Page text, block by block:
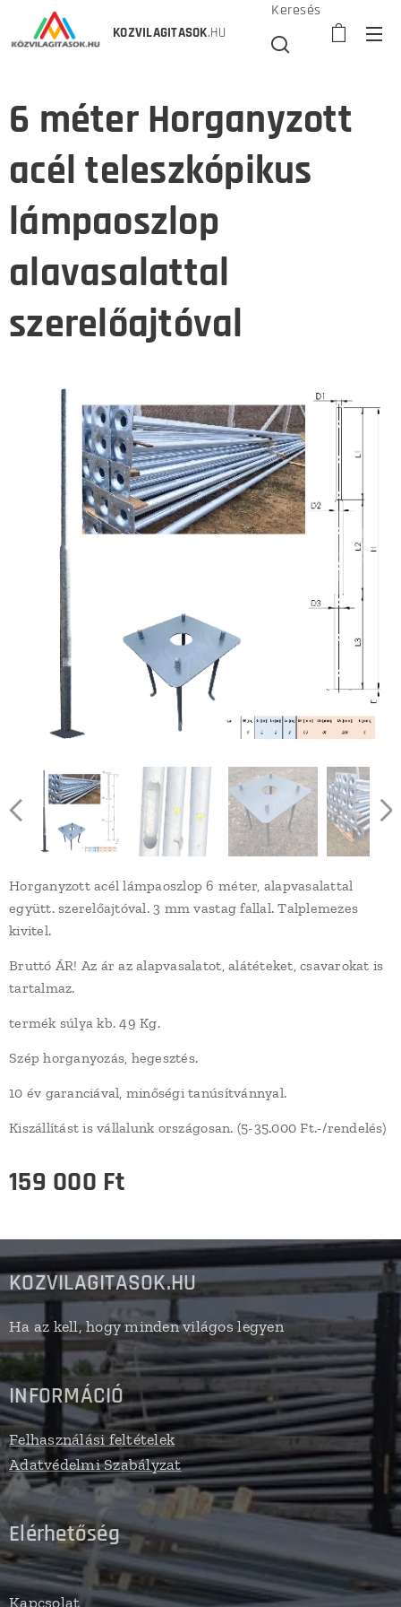
KOZVILAGITASOK.HU
Keresés
6 méter Horganyzott
acél teleszkópikus
lámpaoszlop
alavasalattal
szerelőajtóval
Horganyzott acél lámpaoszlop 6 méter, alapvasalattal
együtt. szerelőajtóval. 3 mm vastag fallal. Talplemezes
kivitel.
Bruttó ÁR! Az ár az alapvasalatot, alátéteket, csavarokat is
tartalmaz.
termék súlya kb. 49 Kg.
Szép horganyozás, hegesztés.
10 év garanciával, minőségi tanúsítvánnyal.
Kiszállítást is vállalunk országosan. (5-35.000 Ft.-/rendelés)
159 000 Ft
KOZVILAGITASOK.HU
Ha az kell, hogy minden világos legyen
INFORMÁCIÓ
Felhasználási feltételek
Adatvédelmi Szabályzat
Elérhetőség
Kapcsolat